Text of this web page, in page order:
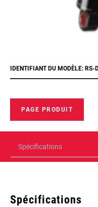
IDENTIFIANT DU MODÈLE: RS-
PAGE PRODUIT
Spécifications
Spécifications